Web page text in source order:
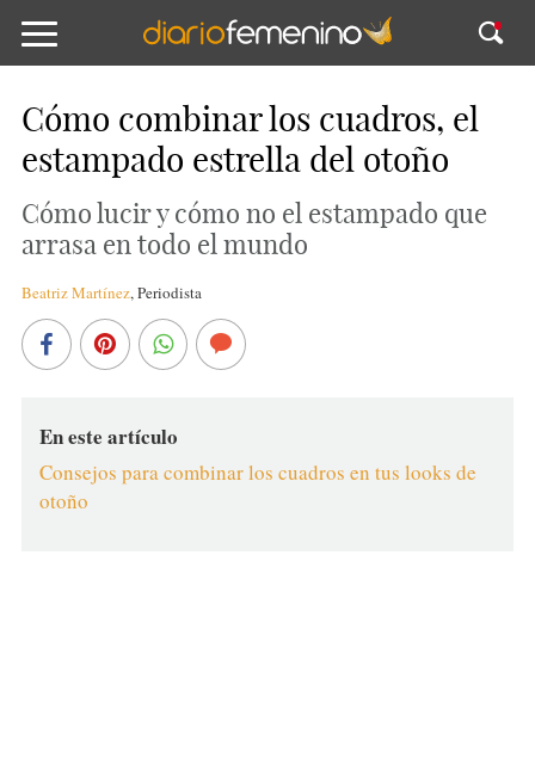
Cómo combinar los cuadros, el
estampado estrella del otoño
Cómo lucir y cómo no el estampado que
arrasa en todo el mundo
Beatriz Martínez,Periodista
En este artículo
Consejos para combinar los cuadros en tus looks de
otoño